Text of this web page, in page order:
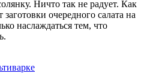
Ничто так не радует. Как
очередного салата на
наслаждаться тем, что